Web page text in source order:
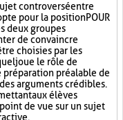
controversé entre
pour la position POUR
deux groupes
de convaincre
choisies par les
joue le rôle de
préalable de
arguments crédibles.
aux élèves
de vue sur un sujet